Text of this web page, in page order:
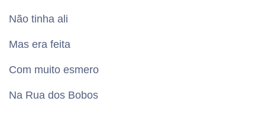
Não tinha ali
Mas era feita
Com muito esmero
Na Rua dos Bobos